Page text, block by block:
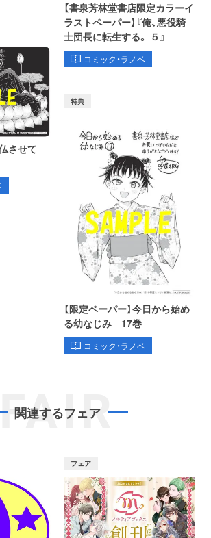
【書泉芳林堂書店限定カラーイ
ラストペーパー】『俺、悪役騎
士団長に転生する。 ５』
コミック・ラノベ
させて
特典
【限定ペーパー】今日から始め
る幼なじみ 17巻
コミック・ラノベ
関連するフェア
フェア